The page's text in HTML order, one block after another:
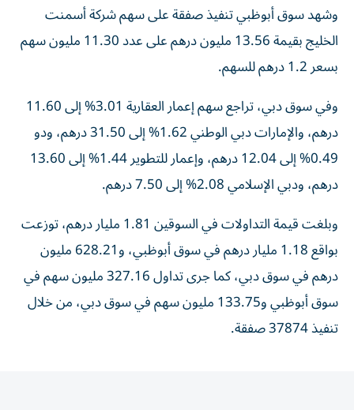
وشهد سوق أبوظبي تنفيذ صفقة على سهم شركة أسمنت
الخليج بقيمة 13.56 مليون درهم على عدد 11.30 مليون سهم
بسعر 1.2 درهم للسهم.
وفي سوق دبي، تراجع سهم إعمار العقارية 3.01% إلى 11.60
درهم، والإمارات دبي الوطني 1.62% إلى 31.50 درهم، ودو
0.49% إلى 12.04 درهم، وإعمار للتطوير 1.44% إلى 13.60
درهم، ودبي الإسلامي 2.08% إلى 7.50 درهم.
وبلغت قيمة التداولات في السوقين 1.81 مليار درهم، توزعت
بواقع 1.18 مليار درهم في سوق أبوظبي، و628.21 مليون
درهم في سوق دبي، كما جرى تداول 327.16 مليون سهم في
سوق أبوظبي و133.75 مليون سهم في سوق دبي، من خلال
تنفيذ 37874 صفقة.